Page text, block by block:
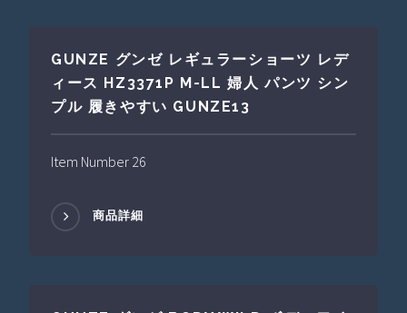
GUNZE グンゼ レギュラーショーツ レデ
ィース HZ3371P M-LL 婦人 パンツ シン
プル 履きやすい GUNZE13
Item Number 26
商品詳細